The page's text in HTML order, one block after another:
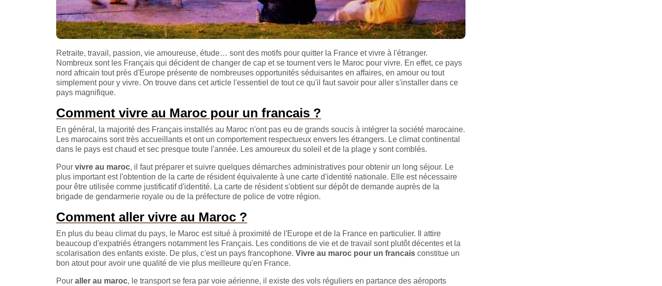
Retraite, travail, passion, vie amoureuse, étude… sont des motifs pour quitter la France et vivre à l'étranger.
Nombreux sont les Français qui décident de changer de cap et se tournent vers le Maroc pour vivre. En effet, ce pays
nord africain tout près d'Europe présente de nombreuses opportunités séduisantes en affaires, en amour ou tout
simplement pour y vivre. On trouve dans cet article l'essentiel de tout ce qu'il faut savoir pour aller s'installer dans ce
pays magnifique.
Comment vivre au Maroc pour un francais ?
En général, la majorité des Français installés au Maroc n'ont pas eu de grands soucis à intégrer la société marocaine.
Les marocains sont très accueillants et ont un comportement respectueux envers les étrangers. Le climat continental
dans le pays est chaud et sec presque toute l'année. Les amoureux du soleil et de la plage y sont comblés.
Pour vivre au maroc, il faut préparer et suivre quelques démarches administratives pour obtenir un long séjour. Le
plus important est l'obtention de la carte de résident équivalente à une carte d'identité nationale. Elle est nécessaire
pour être utilisée comme justificatif d'identité. La carte de résident s'obtient sur dépôt de demande auprès de la
brigade de gendarmerie royale ou de la préfecture de police de votre région.
Comment aller vivre au Maroc ?
En plus du beau climat du pays, le Maroc est situé à proximité de l'Europe et de la France en particulier. Il attire
beaucoup d'expatriés étrangers notamment les Français. Les conditions de vie et de travail sont plutôt décentes et la
scolarisation des enfants existe. De plus, c'est un pays francophone. Vivre au maroc pour un francais constitue un
bon atout pour avoir une qualité de vie plus meilleure qu'en France.
Pour aller au maroc, le transport se fera par voie aérienne, il existe des vols réguliers en partance des aéroports